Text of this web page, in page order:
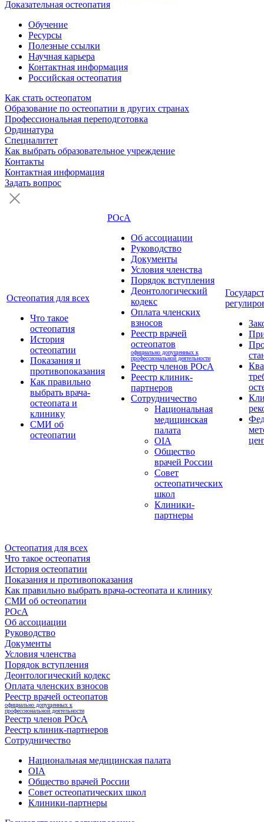
Доказательная остеопатия
Обучение
Ресурсы
Полезные ссылки
Научная карьера
Контактная информация
Российская остеопатия
Как стать остеопатом
Образование по остеопатии в других странах
Профессиональная переподготовка
Ординатура
Специалитет
Как выбрать образовательное учреждение
Контакты
Контактная информация
Задать вопрос
Остеопатия для всех
Что такое
остеопатия
История
остеопатии
Показания и
противопоказания
Как правильно
выбрать врача-
остеопата и
клинику
СМИ об
остеопатии
РОсА
Об ассоциации
Руководство
Документы
Условия членства
Порядок вступления
Деонтологический
кодекс
Оплата членских
взносов
Реестр врачей
остеопатов
официально допущенных к
профессиональной деятельности
Реестр членов РОсА
Реестр клиник-
партнеров
Сотрудничество
Национальная
медицинская
палата
OIA
Общество
врачей России
Совет
остеопатических
школ
Клиники-
партнеры
Остеопатия для всех
Что такое остеопатия
История остеопатии
Показания и противопоказания
Как правильно выбрать врача-остеопата и клинику
СМИ об остеопатии
РОсА
Об ассоциации
Руководство
Документы
Условия членства
Порядок вступления
Деонтологический кодекс
Оплата членских взносов
Реестр врачей остеопатов
официально допущенных к
профессиональной деятельности
Реестр членов РОсА
Реестр клиник-партнеров
Сотрудничество
Национальная медицинская палата
OIA
Общество врачей России
Совет остеопатических школ
Клиники-партнеры